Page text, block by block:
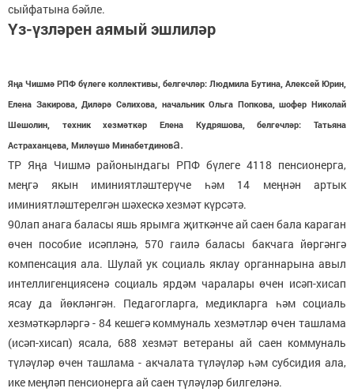
сыйфатына бәйле.
Үз-үзләрен аямый эшлиләр
Яңа Чишмә РПФ бүлеге коллективы, белгечләр: Людмила Бутина, Алексей Юрин,
Елена Закирова, Диләрә Сәлихова, начальник Ольга Попкова, шофер Николай
Шешолин, техник хезмәткәр Елена Кудряшова, белгечләр: Татьяна
Астраханцева, Миләүшә Минабетдинова.
ТР Яңа Чишмә районындагы РПФ бүлеге 4118 пенсионерга,
меңгә якын иминиятләштерүче һәм 14 меңнән артык
иминиятләштерелгән шәхескә хезмәт күрсәтә.
90лап анага баласы яшь ярымга җиткәнче ай саен бала караган
өчен пособие исәпләнә, 570 гаилә баласы бакчага йөргәнгә
компенсация ала. Шулай ук социаль яклау органнарына авыл
интеллигенциясенә социаль ярдәм чаралары өчен исәп-хисап
ясау да йөкләнгән. Педагогларга, медикларга һәм социаль
хезмәткәрләргә - 84 кешегә коммуналь хезмәтләр өчен ташлама
(исәп-хисап) ясала, 688 хезмәт ветераны ай саен коммуналь
түләүләр өчен ташлама - акчалата түләүләр һәм субсидия ала,
ике меңләп пенсионерга ай саен түләүләр билгеләнә.